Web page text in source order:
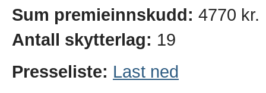
Sum premieinnskudd: 4770 kr.
Antall skytterlag: 19
Presseliste: Last ned